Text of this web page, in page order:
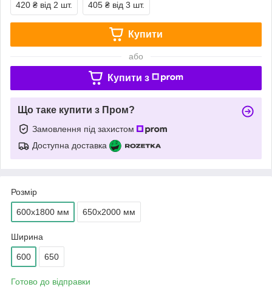
420 ₴ від 2 шт. 405 ₴ від 3 шт.
Купити
або
Купити з
Що таке купити з Пром?
Замовлення під захистом
Доступна доставка
Розмір
600х1800 мм 650х2000 мм
Ширина
600 650
Готово до відправки